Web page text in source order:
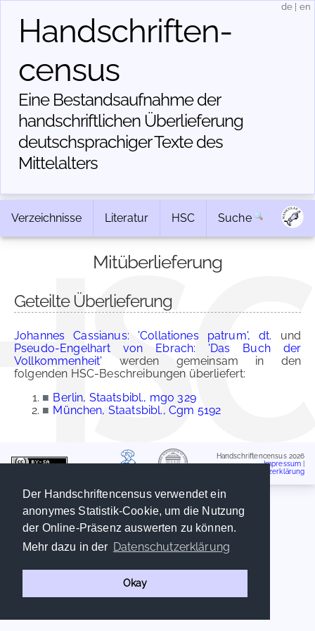
Der Handschriftencensus verwendet ein
anonymes Statistik-Cookie, um die Nutzung
der Online-Präsenz auswerten zu können.
Mehr dazu in der Datenschutzerklärung
Okay
Handschriften­
census
Eine Bestandsaufnahme der
handschriftlichen Über­lieferung
deutschsprachiger Texte des
Mittelalters
de en
Verzeichnisse Literatur HSC Suche
Mitüberlieferung
Geteilte Überlieferung
Johannes Cassianus: 'Collationes patrum', dt. und
Pseudo-Engelhart von Ebrach: 'Das Buch der
Vollkommenheit' werden gemeinsam in den
folgenden HSC-Beschreibungen überliefert:
■ Berlin, Staatsbibl., mgo 329
■ München, Staatsbibl., Cgm 5192
Handschriftencensus 2026
Impressum
Datenschutzerklärung